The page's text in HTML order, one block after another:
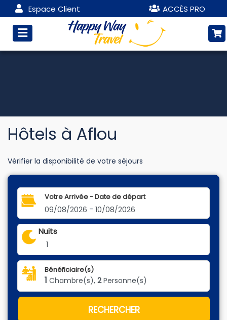
Espace Client ACCÈS PRO
Hôtels à Aflou
Vérifier la disponibilité de votre séjours
Votre Arrivée - Date de départ
09/08/2026 - 10/08/2026
Nuits
1
Bénéficiaire(s)
1 Chambre(s), 2Personne(s)
RECHERCHER